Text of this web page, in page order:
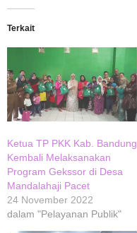
Terkait
Ketua TP PKK Kab. Bandung
Kembali Melaksanakan
Program Gekssor di Desa
Mandalahaji Pacet
24 November 2022
dalam "Pelayanan Publik"